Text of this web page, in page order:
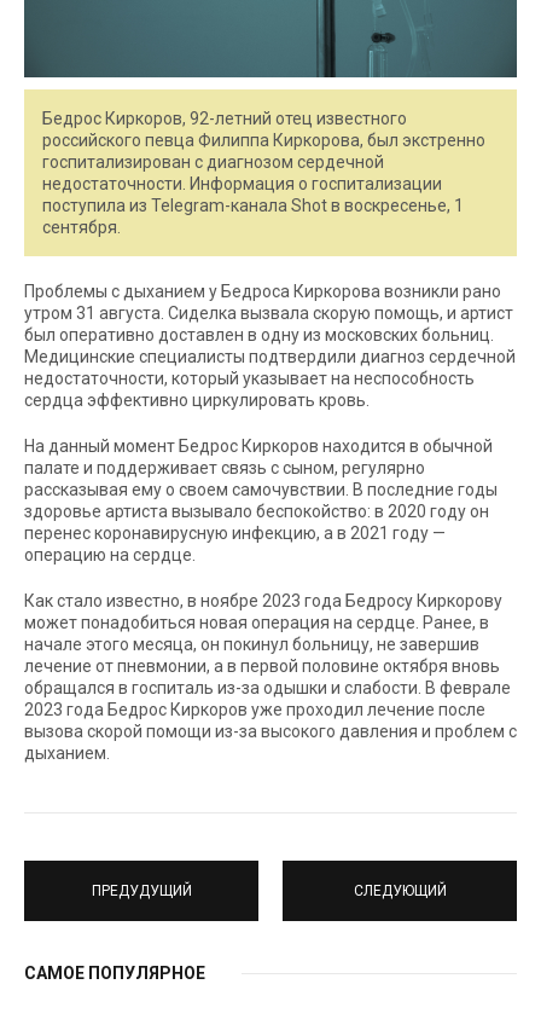
Бедрос Киркоров, 92-летний отец известного
российского певца Филиппа Киркорова, был экстренно
госпитализирован с диагнозом сердечной
недостаточности. Информация о госпитализации
поступила из Telegram-канала Shot в воскресенье, 1
сентября.
Проблемы с дыханием у Бедроса Киркорова возникли рано
утром 31 августа. Сиделка вызвала скорую помощь, и артист
был оперативно доставлен в одну из московских больниц.
Медицинские специалисты подтвердили диагноз сердечной
недостаточности, который указывает на неспособность
сердца эффективно циркулировать кровь.
На данный момент Бедрос Киркоров находится в обычной
палате и поддерживает связь с сыном, регулярно
рассказывая ему о своем самочувствии. В последние годы
здоровье артиста вызывало беспокойство: в 2020 году он
перенес коронавирусную инфекцию, а в 2021 году —
операцию на сердце.
Как стало известно, в ноябре 2023 года Бедросу Киркорову
может понадобиться новая операция на сердце. Ранее, в
начале этого месяца, он покинул больницу, не завершив
лечение от пневмонии, а в первой половине октября вновь
обращался в госпиталь из-за одышки и слабости. В феврале
2023 года Бедрос Киркоров уже проходил лечение после
вызова скорой помощи из-за высокого давления и проблем с
дыханием.
ПРЕДУДУЩИЙ СЛЕДУЮЩИЙ
САМОЕ ПОПУЛЯРНОЕ